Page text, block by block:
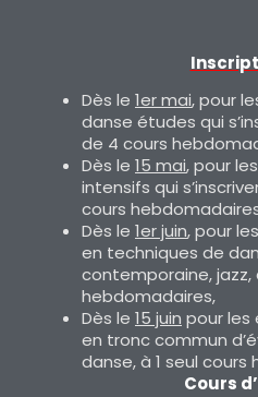
Dès le 1er mai, pour
danse études qui
de 4 cours
Dès le 15 mai, pour
intensifs qui
cours
Dès le 1er juin, pour
en techniques de
contemporaine, jazz,
hebdomadaires,
Dès le 15 juin pour les
en tronc commun
danse, à 1 seul
Cours